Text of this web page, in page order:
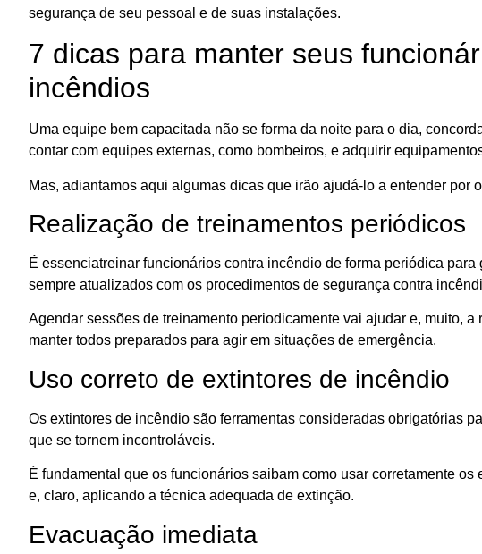
segurança de seu pessoal e de suas instalações.
7 dicas para manter seus
incêndios
Uma equipe bem capacitada não se forma da noite para o dia,
contar com equipes externas, como bombeiros, e adquirir
Mas, adiantamos aqui algumas dicas que irão ajudá-lo a entender por
Realização de treinamentos periódicos
É essenciatreinar funcionários contra incêndio de forma periódica
sempre atualizados com os procedimentos de segurança contra
Agendar sessões de treinamento periodicamente vai ajudar e, muito, a
manter todos preparados para agir em situações de emergência.
Uso correto de extintores de incêndio
Os extintores de incêndio são ferramentas consideradas obrigatórias
que se tornem incontroláveis.
É fundamental que os funcionários saibam como usar corretamente
e, claro, aplicando a técnica adequada de extinção.
Evacuação imediata